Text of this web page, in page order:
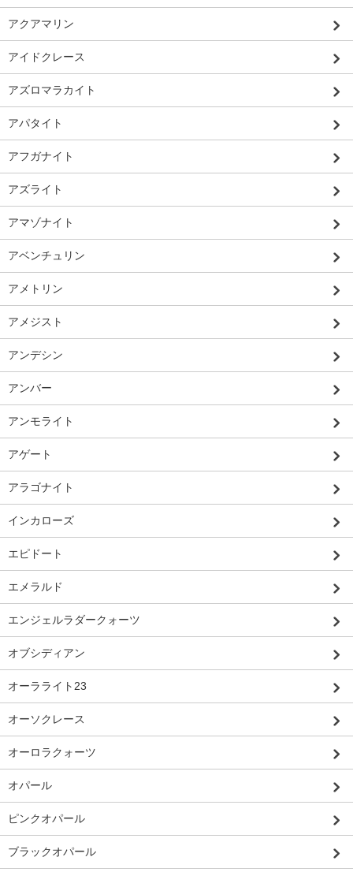
アクアマリン
アイドクレース
アズロマラカイト
アパタイト
アフガナイト
アズライト
アマゾナイト
アベンチュリン
アメトリン
アメジスト
アンデシン
アンバー
アンモライト
アゲート
アラゴナイト
インカローズ
エピドート
エメラルド
エンジェルラダークォーツ
オブシディアン
オーラライト23
オーソクレース
オーロラクォーツ
オパール
ピンクオパール
ブラックオパール